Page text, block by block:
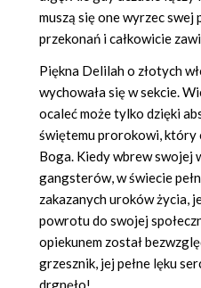
muszą się one wyrzec swej
przekonań i całkowicie
Piękna Delilah o złotych
wychowała się w sekcie.
ocaleć może tylko dzięki
świętemu prorokowi, który
Boga. Kiedy wbrew swojej
gangsterów, w świecie
zakazanych uroków życia,
powrotu do swojej
opiekunem został
grzesznik, jej pełne lęku
drgnęło!